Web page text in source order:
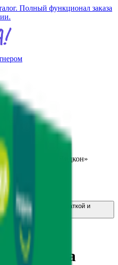
Полный функционал заказа
палочки «Лидкон»
с льняной клетчаткой и
3.44BYNBYN
тыква